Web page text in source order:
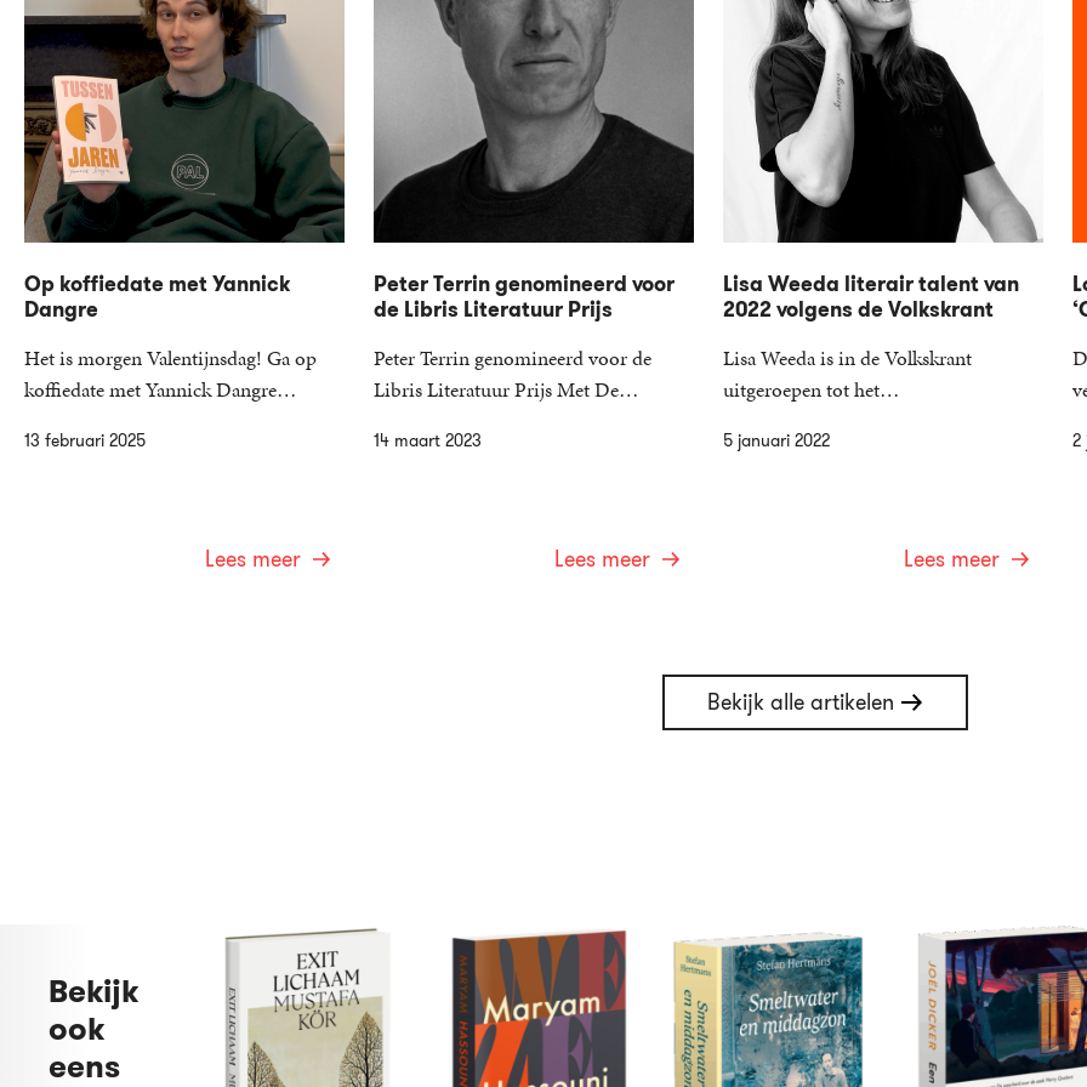
13 februari 2025
Op koffiedate met Yannick
Dangre
Het is morgen Valentijnsdag! Ga op
koffiedate met Yannick Dangre…
Lees meer
14 maart 2023
Peter Terrin genomineerd voor
de Libris Literatuur Prijs
Peter Terrin genomineerd voor de
Libris Literatuur Prijs Met De…
Lees meer
5 januari 2022
Lisa Weeda literair talent van
2022 volgens de Volkskrant
Lisa Weeda is in de Volkskrant
uitgeroepen tot het…
Lees meer
2
Bekijk alle artikelen
Bekijk
ook
eens